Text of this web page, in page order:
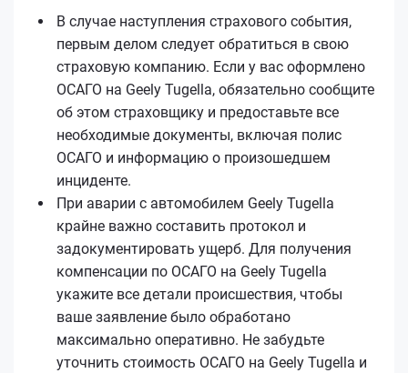
В случае наступления страхового события,
первым делом следует обратиться в свою
страховую компанию. Если у вас оформлено
ОСАГО на Geely Tugella, обязательно сообщите
об этом страховщику и предоставьте все
необходимые документы, включая полис
ОСАГО и информацию о произошедшем
инциденте.
При аварии с автомобилем Geely Tugella
крайне важно составить протокол и
задокументировать ущерб. Для получения
компенсации по ОСАГО на Geely Tugella
укажите все детали происшествия, чтобы
ваше заявление было обработано
максимально оперативно. Не забудьте
уточнить стоимость ОСАГО на Geely Tugella и